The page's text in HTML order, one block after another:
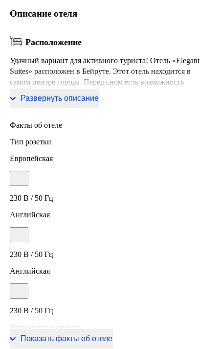
Описание отеля
Расположение
Удачный вариант для активного туриста! Отель «Elegant
Suites» расположен в Бейруте. Этот отель находится в
самом центре города. Перед сном есть возможность
Развернуть описание
Факты об отеле
Тип розетки
Европейская
230 В / 50 Гц
Английская
230 В / 50 Гц
Английская
230 В / 50 Гц
Количество номеров
50 номеров
Показать факты об отеле